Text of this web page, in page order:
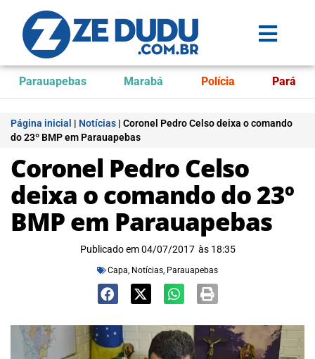
Parauapebas Marabá Polícia Pará
Página inicial | Notícias | Coronel Pedro Celso deixa o comando
do 23º BMP em Parauapebas
Coronel Pedro Celso
deixa o comando do 23º
BMP em Parauapebas
Publicado em 04/07/2017 às 18:35
Capa, Notícias, Parauapebas